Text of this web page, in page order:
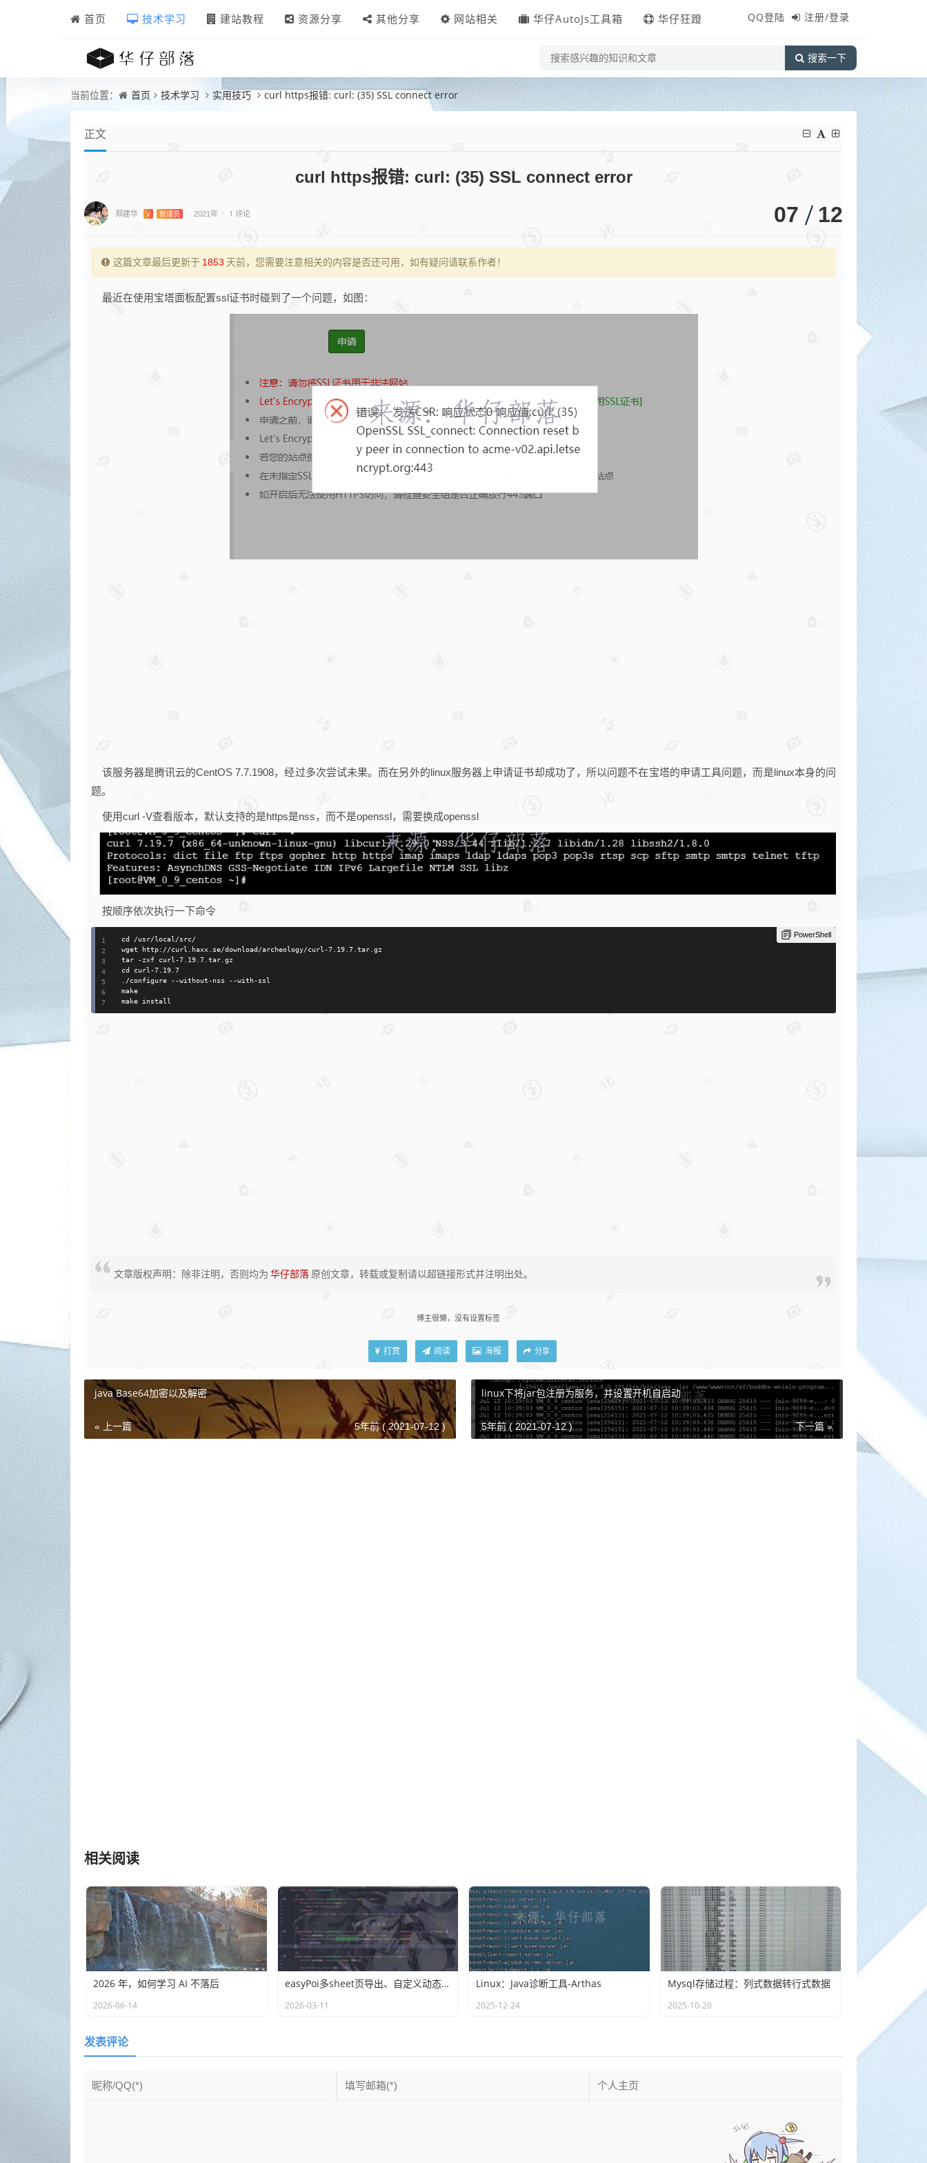
首页 技术学习 建站教程 资源分享 其他分享 网站相关 华仔AutoJs工具箱 华仔狂蹬 QQ登陆 注册/登录
搜索一下
当前位置： 首页 技术学习 实用技巧 curl https报错: curl: (35) SSL connect error
正文
curl https报错: curl: (35) SSL connect error
郑建华 V 管理员 2021年 1 评论 07 12
这篇文章最后更新于 1853 天前，您需要注意相关的内容是否还可用，如有疑问请联系作者！
最近在使用宝塔面板配置ssl证书时碰到了一个问题，如图：
该服务器是腾讯云的CentOS 7.7.1908，经过多次尝试未果。而在另外的linux服务器上申请证书却成功了，所以问题不在宝塔的申请工具问题，而是linux本身的问
题。
使用curl -V查看版本，默认支持的是https是nss，而不是openssl，需要换成openssl
按顺序依次执行一下命令
PowerShell
cd /usr/local /src/
wget http: //curl haxx se/download/archeology/curl -7 19 7 tar gz
tar -zxf curl -7 19 7 tar gz
cd curl -7 19
/configure --without-nss --with-ssl
make
make install
文章版权声明：除非注明，否则均为 华仔部落 原创文章，转载或复制请以超链接形式并注明出处。
博主很懒，没有设置标签
打赏 阅读 海报 分享
java Base64加密以及解密
« 上一篇 5年前 ( 2021-07-12 )
linux下将jar包注册为服务，并设置开机自启动
下一篇 »
5年前 ( 2021-07-12 )
相关阅读
2026 年，如何学习 AI 不落后
2026-06-14
easyPoi多sheet页导出、自定义动态列(ExcelExportEntity)
2026-03-11
Linux：Java诊断工具-Arthas
2025-12-24
Mysql存储过程：列式数据转行式数据
2025-10-20
发表评论